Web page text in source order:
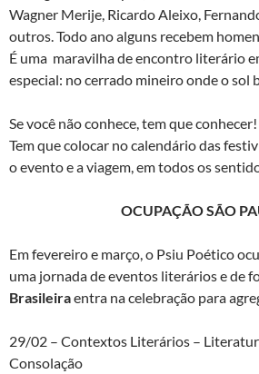
Wagner Merije, Ricardo Aleixo,
outros. Todo ano alguns recebem
É uma maravilha de encontro literário
especial: no cerrado mineiro onde o sol
Se você não conhece, tem que
Tem que colocar no calendário das
o evento e a viagem, em todos os
OCUPAÇÃO SÃO
Em fevereiro e março, o Psiu Poético
uma jornada de eventos literários e de
Brasileiraentra na celebração para
29/02 – Contextos Literários –
Consolação